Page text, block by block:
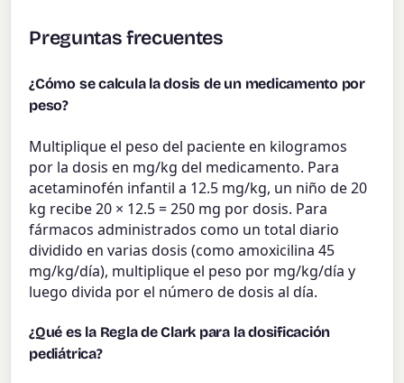
Preguntas frecuentes
¿Cómo se calcula la dosis de un medicamento por
peso?
Multiplique el peso del paciente en kilogramos
por la dosis en mg/kg del medicamento. Para
acetaminofén infantil a 12.5 mg/kg, un niño de 20
kg recibe 20 × 12.5 = 250 mg por dosis. Para
fármacos administrados como un total diario
dividido en varias dosis (como amoxicilina 45
mg/kg/día), multiplique el peso por mg/kg/día y
luego divida por el número de dosis al día.
¿Qué es la Regla de Clark para la dosificación
pediátrica?